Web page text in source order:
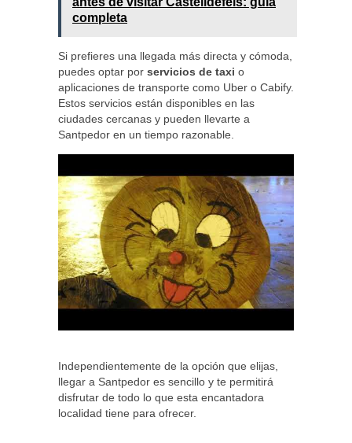
completa
Si prefieres una llegada más directa y cómoda,
puedes optar por servicios de taxi o
aplicaciones de transporte como Uber o Cabify.
Estos servicios están disponibles en las
ciudades cercanas y pueden llevarte a
Santpedor en un tiempo razonable.
Independientemente de la opción que elijas,
llegar a Santpedor es sencillo y te permitirá
disfrutar de todo lo que esta encantadora
localidad tiene para ofrecer.